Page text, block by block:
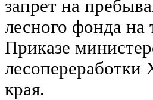
запрет на
лесного фонда на
Приказе
лесопереработки